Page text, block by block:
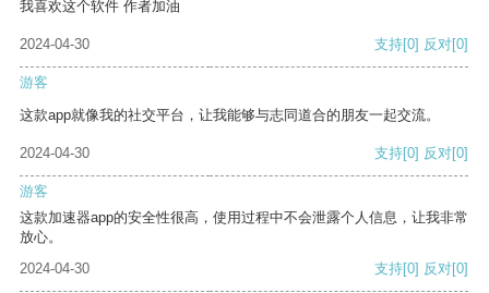
我喜欢这个软件 作者加油
2024-04-30 支持[0] 反对[0]
游客
这款app就像我的社交平台，让我能够与志同道合的朋友一起交流。
2024-04-30 支持[0] 反对[0]
游客
这款加速器app的安全性很高，使用过程中不会泄露个人信息，让我非常
放心。
2024-04-30
支持[0] 反对[0]